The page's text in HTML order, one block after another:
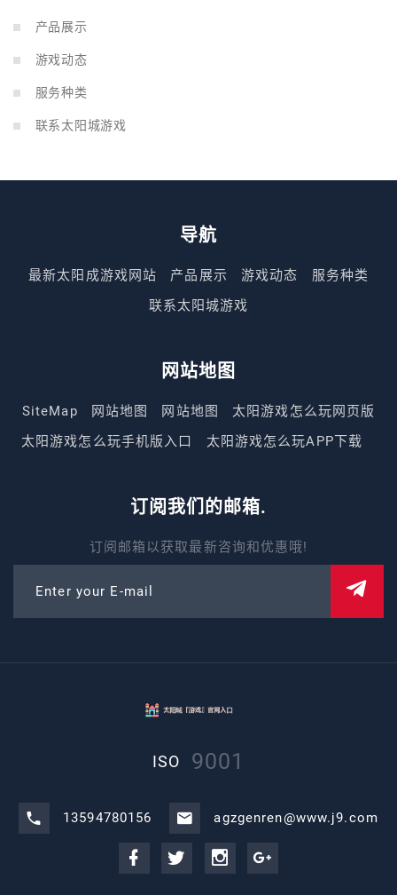
产品展示
游戏动态
服务种类
联系太阳城游戏
导航
最新太阳成游戏网站 产品展示 游戏动态
服务种类
联系太阳城游戏
网站地图
SiteMap 网站地图 网站地图
太阳游戏怎么玩网页版
太阳游戏怎么玩手机版入口
太阳游戏怎么玩APP下载
订阅我们的邮箱.
订阅邮箱以获取最新咨询和优惠哦!
Enter your E-mail
ISO 9001
13594780156 agzgenren@www.j9.com